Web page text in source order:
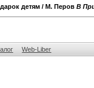
детям / М. ПеровB
Web-Liber